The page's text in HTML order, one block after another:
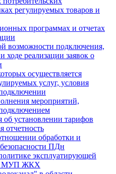
регулируемых товаров и
программах и отчетах
возможности подключения,
ходе реализации заявок о
осуществляется
услуг, условия
мероприятий,
установлении тарифов
отчетность
обработки и
ПДн
эксплуатирующей
МУП ЖКХ